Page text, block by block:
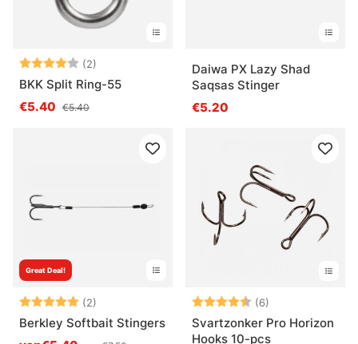
Beoordeling:
(2)
BKK Split Ring-55
€5.40 €5.40
Daiwa PX Lazy Shad
Saqsas Stinger
€5.20
Great Deal!
Beoordeling:
(2)
Berkley Softbait Stingers
Beoordeling:
(6)
Svartzonker Pro Horizon
Hooks 10-pcs